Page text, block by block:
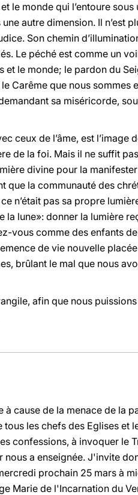
le monde qui l’entoure sous
autre dimension. Il n’est
Son chemin
Le péché est comme un
le monde; le pardon du
Carême que nous sommes
sa miséricorde,
ceux de l’âme, est l’image
de la foi. Mais il ne suffit
divine pour la
que la communauté des
n’était pas sa propre
la lune»: donner la lumière
vous comme des enfants
de vie nouvelle
brûlant le mal que nous
afin que nous
cause de la menace de la
les chefs des Eglises et
confessions, à invoquer le
a enseignée. J'invite
prochain 25 mars à
Marie de l'Incarnation du